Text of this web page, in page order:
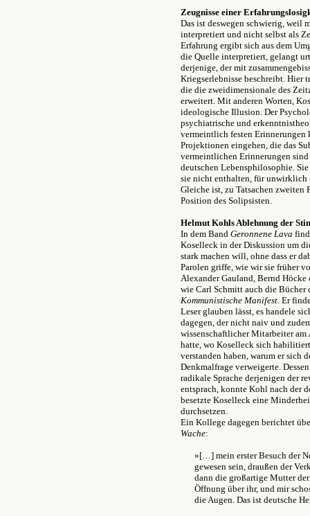
Zeugnisse einer
Das ist deswegen schwierig, weil
interpretiert und nicht selbst als
Erfahrung ergibt sich aus dem
die Quelle interpretiert, gelangt
derjenige, der mit
Kriegserlebnisse beschreibt. Hier
die die zweidimensionale des
erweitert. Mit anderen Worten,
ideologische Illusion. Der
psychiatrische und
vermeintlich festen
Projektionen eingehen, die das
vermeintlichen Erinnerungen sind
deutschen Lebensphilosophie.
sie nicht enthalten, für unwirklich
Gleiche ist, zu Tatsachen zweiten
Position des Solipsisten.
Helmut Kohls Ablehnung der
In dem Band Geronnene Lava
Koselleck in der Diskussion um
stark machen will, ohne dass er
Parolen griffe, wie wir sie früher
Alexander Gauland, Bernd
wie Carl Schmitt auch die Bücher
Kommunistische Manifest. Er
Leser glauben lässt, es handele
dagegen, der nicht naiv und
wissenschaftlicher Mitarbeiter am
hatte, wo Koselleck sich
verstanden haben, warum er sich
Denkmalfrage verweigerte.
radikale Sprache derjenigen der
entsprach, konnte Kohl nach der
besetzte Koselleck eine
durchsetzen.
Ein Kollege dagegen berichtet
Wache:
»[…] mein erster Besuch der
gewesen sein, draußen der
dann die großartige Mutter
Öffnung über ihr, und mir
die Augen. Das ist deutsche